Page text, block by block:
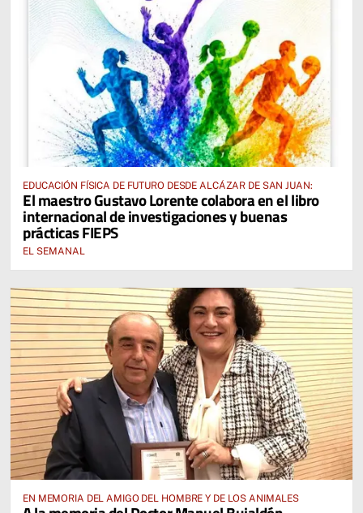
EDUCACIÓN FÍSICA DE FUTURO DESDE ALCÁZAR DE SAN JUAN:
El maestro Gustavo Lorente colabora en el libro
internacional de investigaciones y buenas
prácticas FIEPS
EL SEMANAL
EN MEMORIA DEL AMIGO DEL HOMBRE Y DE LOS ANIMALES